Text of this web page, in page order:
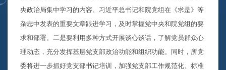
央政治局集中学习的内容、习近平总书记和院党组在《求是》等
杂志中发表的重要文章跟进学习，及时掌握党中央和院党组的要
求和部署。二是要利用多种方式开展谈心谈话，了解党员群众心
理动态，充分发挥基层党支部政治功能和组织功能。同时，所党
委将进一步抓好党支部书记培训，加强党支部工作规范化、标准